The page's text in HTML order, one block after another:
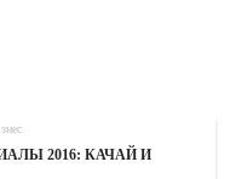
2016: КАЧАЙ И